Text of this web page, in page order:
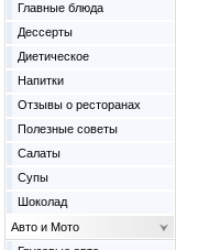
Главные блюда
Дессерты
Диетическое
Напитки
Отзывы о ресторанах
Полезные советы
Салаты
Супы
Шоколад
Авто и Мото